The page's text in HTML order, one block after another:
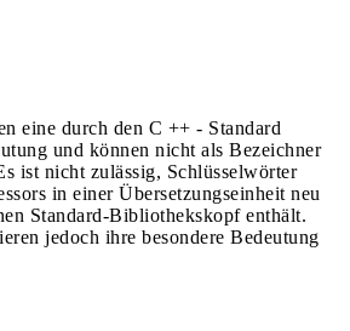
eine durch den C ++ - Standard
und können nicht als Bezeichner
ist nicht zulässig, Schlüsselwörter
in einer Übersetzungseinheit neu
Standard-Bibliothekskopf enthält.
jedoch ihre besondere Bedeutung